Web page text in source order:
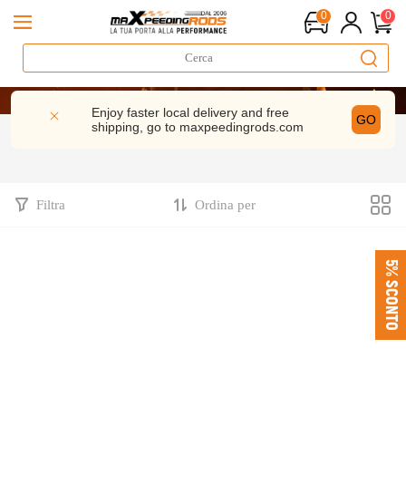
0 0
Enjoy faster local delivery and free
shipping, go to maxpeedingrods.com GO
Filtra Ordina per
5% SCONTO